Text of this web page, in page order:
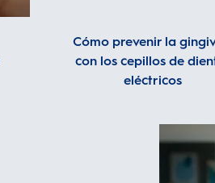
Cómo prevenir la
con los cepillos de
eléctricos